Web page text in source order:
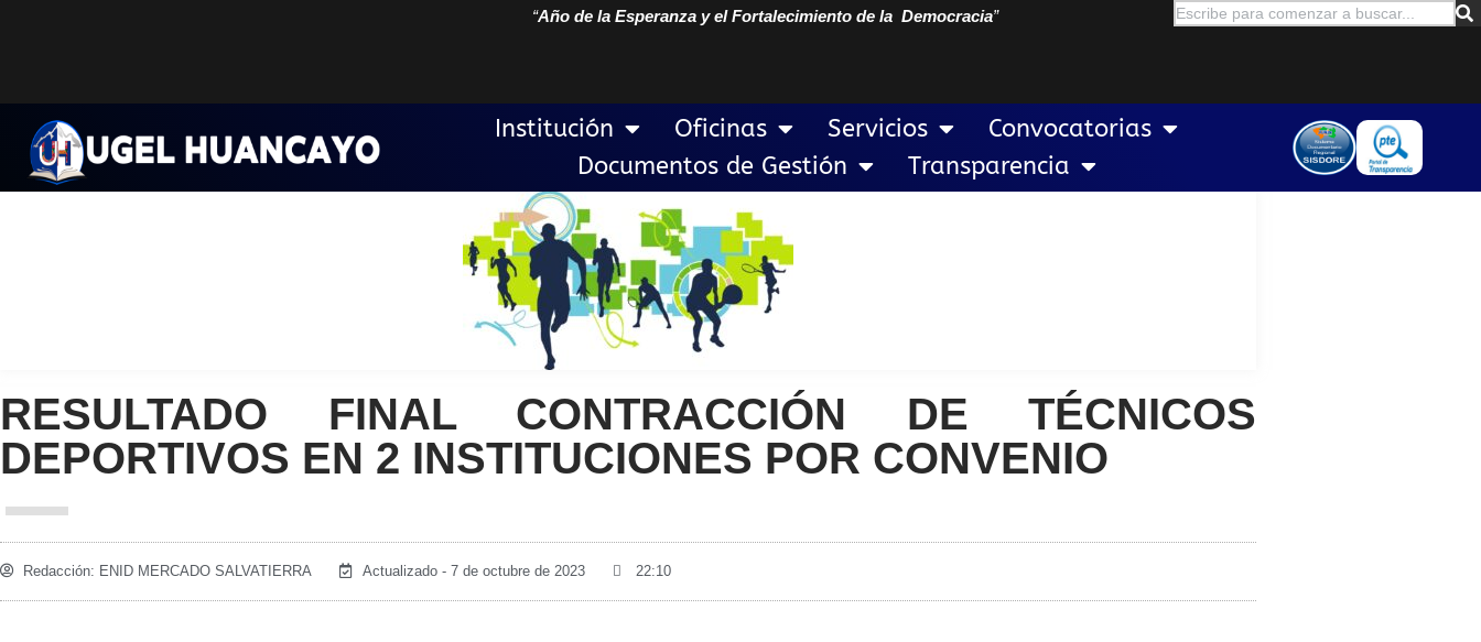
contenido
“Año de la Esperanza y el Fortalecimiento de la Democracia”
Institución Oficinas Servicios
Convocatorias
Documentos de Gestión
Transparencia
RESULTADO FINAL CONTRACCIÓN DE TÉCNICOS
DEPORTIVOS EN 2 INSTITUCIONES POR CONVENIO
Redacción: ENID MERCADO SALVATIERRA Actualizado - 7 de octubre de 2023 22:10